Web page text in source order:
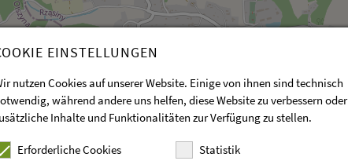
EINSTELLUNGEN
nutzen Cookies auf unserer Website. Einige von ihnen sind technisch
während andere uns helfen, diese Website zu verbessern oder
Inhalte und Funktionalitäten zur Verfügung zu stellen.
Erforderliche Cookies Statistik